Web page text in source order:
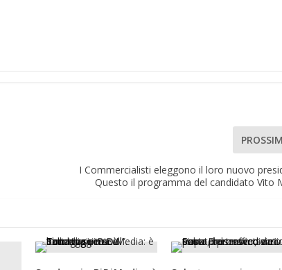
I Commercialisti eleggono il loro nuovo
Questo il programma del candidato Vito